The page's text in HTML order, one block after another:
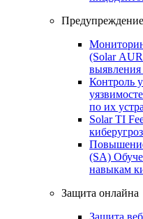
(Solar
выявления
Контроль
по их
Solar TI
(SA)
навыкам
Защита онлайна
Защита